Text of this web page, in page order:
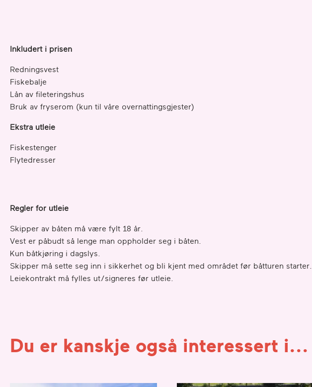
Inkludert i prisen
Redningsvest
Fiskebalje
Lån av fileteringshus
Bruk av fryserom (kun til våre overnattingsgjester)
Ekstra utleie
Fiskestenger
Flytedresser
Regler for utleie
Skipper av båten må være fylt 18 år.
Vest er påbudt så lenge man oppholder seg i båten.
Kun båtkjøring i dagslys.
Skipper må sette seg inn i sikkerhet og bli kjent med området før båtturen starter.
Leiekontrakt må fylles ut/signeres før utleie.
Du er kanskje også interessert i...